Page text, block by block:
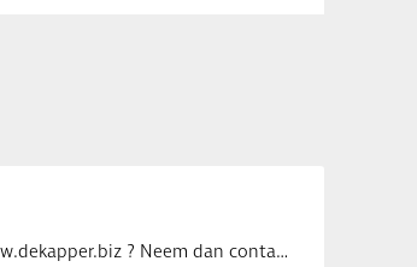
Uw vacature voor 4 weken op www.dekapper.biz ? Neem dan contact op met Maaike …